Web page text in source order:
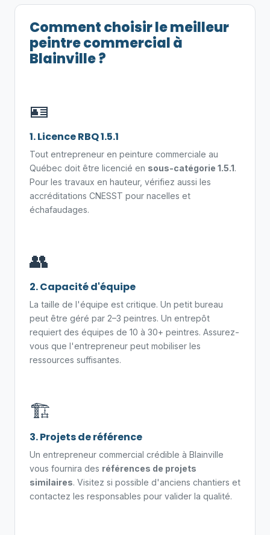
Comment choisir le meilleur
peintre commercial à
Blainville ?
🪪
1. Licence RBQ 1.5.1
Tout entrepreneur en peinture commerciale au
Québec doit être licencié en sous-catégorie 1.5.1.
Pour les travaux en hauteur, vérifiez aussi les
accréditations CNESST pour nacelles et
échafaudages.
👥
2. Capacité d'équipe
La taille de l'équipe est critique. Un petit bureau
peut être géré par 2–3 peintres. Un entrepôt
requiert des équipes de 10 à 30+ peintres. Assurez-
vous que l'entrepreneur peut mobiliser les
ressources suffisantes.
🏗️
3. Projets de référence
Un entrepreneur commercial crédible à Blainville
vous fournira des références de projets
similaires. Visitez si possible d'anciens chantiers et
contactez les responsables pour valider la qualité.